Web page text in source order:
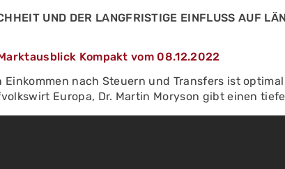
UND DER LANGFRISTIGE EINFLUSS AUF
Marktausblick Kompakt vom 08.12.2022
Einkommen nach Steuern und Transfers ist
Europa, Dr. Martin Moryson gibt einen